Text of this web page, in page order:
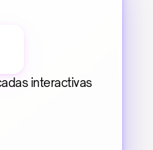
interactivas